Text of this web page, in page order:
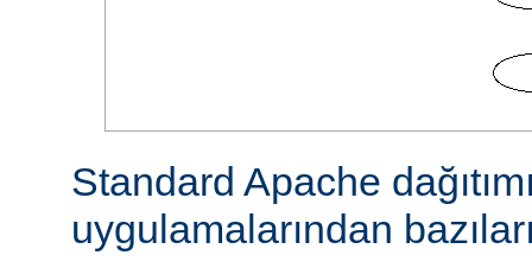
Standard Apache
uygulamalarından